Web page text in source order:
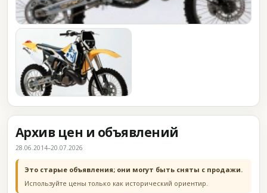
Архив цен и объявлений
28.06.2014–20.07.2026
Это старые объявления; они могут быть сняты с продажи.
Используйте цены только как исторический ориентир.